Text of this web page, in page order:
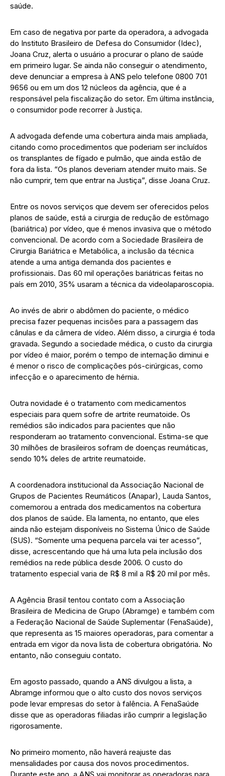
saúde.
Em caso de negativa por parte da operadora, a advogada
do Instituto Brasileiro de Defesa do Consumidor (Idec),
Joana Cruz, alerta o usuário a procurar o plano de saúde
em primeiro lugar. Se ainda não conseguir o atendimento,
deve denunciar a empresa à ANS pelo telefone 0800 701
9656 ou em um dos 12 núcleos da agência, que é a
responsável pela fiscalização do setor. Em última instância,
o consumidor pode recorrer à Justiça.
A advogada defende uma cobertura ainda mais ampliada,
citando como procedimentos que poderiam ser incluídos
os transplantes de fígado e pulmão, que ainda estão de
fora da lista. “Os planos deveriam atender muito mais. Se
não cumprir, tem que entrar na Justiça”, disse Joana Cruz.
Entre os novos serviços que devem ser oferecidos pelos
planos de saúde, está a cirurgia de redução de estômago
(bariátrica) por vídeo, que é menos invasiva que o método
convencional. De acordo com a Sociedade Brasileira de
Cirurgia Bariátrica e Metabólica, a inclusão da técnica
atende a uma antiga demanda dos pacientes e
profissionais. Das 60 mil operações bariátricas feitas no
país em 2010, 35% usaram a técnica da videolaparoscopia.
Ao invés de abrir o abdômen do paciente, o médico
precisa fazer pequenas incisões para a passagem das
cânulas e da câmera de vídeo. Além disso, a cirurgia é toda
gravada. Segundo a sociedade médica, o custo da cirurgia
por vídeo é maior, porém o tempo de internação diminui e
é menor o risco de complicações pós-cirúrgicas, como
infecção e o aparecimento de hérnia.
Outra novidade é o tratamento com medicamentos
especiais para quem sofre de artrite reumatoide. Os
remédios são indicados para pacientes que não
responderam ao tratamento convencional. Estima-se que
30 milhões de brasileiros sofram de doenças reumáticas,
sendo 10% deles de artrite reumatoide.
A coordenadora institucional da Associação Nacional de
Grupos de Pacientes Reumáticos (Anapar), Lauda Santos,
comemorou a entrada dos medicamentos na cobertura
dos planos de saúde. Ela lamenta, no entanto, que eles
ainda não estejam disponíveis no Sistema Único de Saúde
(SUS). “Somente uma pequena parcela vai ter acesso”,
disse, acrescentando que há uma luta pela inclusão dos
remédios na rede pública desde 2006. O custo do
tratamento especial varia de R$ 8 mil a R$ 20 mil por mês.
A Agência Brasil tentou contato com a Associação
Brasileira de Medicina de Grupo (Abramge) e também com
a Federação Nacional de Saúde Suplementar (FenaSaúde),
que representa as 15 maiores operadoras, para comentar a
entrada em vigor da nova lista de cobertura obrigatória. No
entanto, não conseguiu contato.
Em agosto passado, quando a ANS divulgou a lista, a
Abramge informou que o alto custo dos novos serviços
pode levar empresas do setor à falência. A FenaSaúde
disse que as operadoras filiadas irão cumprir a legislação
rigorosamente.
No primeiro momento, não haverá reajuste das
mensalidades por causa dos novos procedimentos.